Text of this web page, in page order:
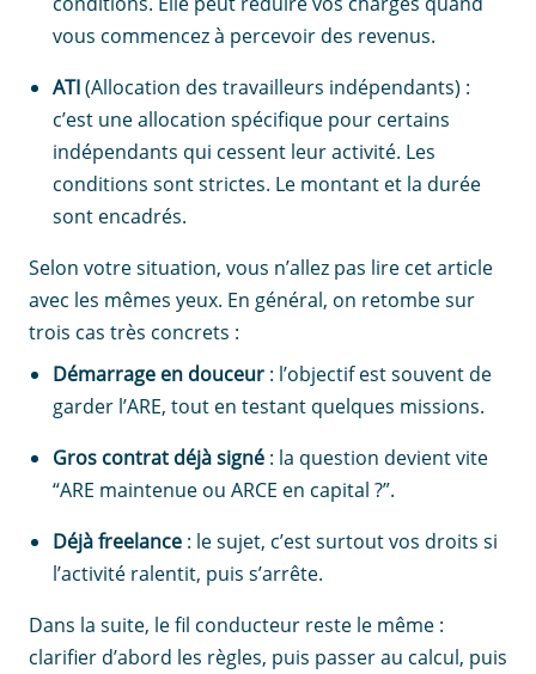
vous commencez à percevoir des revenus.
ATI(Allocation des travailleurs indépendants) :
c’est une allocation spécifique pour certains
indépendants qui cessent leur activité. Les
conditions sont strictes. Le montant et la durée
sont encadrés.
Selon votre situation, vous n’allez pas lire cet article
avec les mêmes yeux. En général, on retombe sur
trois cas très concrets :
Démarrage en douceur : l’objectif est souvent de
garder l’ARE, tout en testant quelques missions.
Gros contrat déjà signé : la question devient vite
“ARE maintenue ou ARCE en capital ?”.
Déjà freelance : le sujet, c’est surtout vos droits si
l’activité ralentit, puis s’arrête.
Dans la suite, le fil conducteur reste le même :
clarifier d’abord les règles, puis passer au calcul, puis